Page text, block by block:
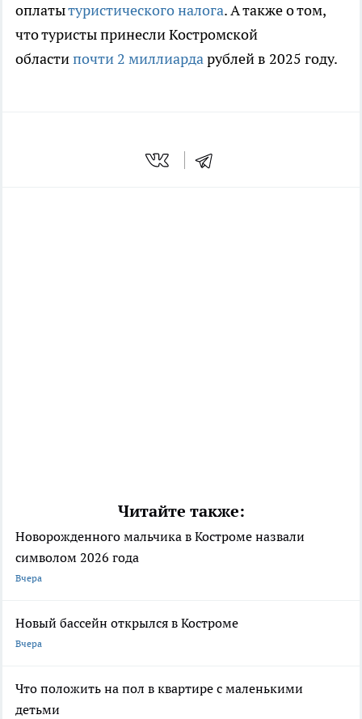
оплатытуристического налога. А также о том,
что туристы принесли Костромской
областипочти 2 миллиардарублей в 2025 году.
Читайте также:
Новорожденного мальчика в Костроме назвали
символом 2026 года
Вчера
Новый бассейн открылся в Костроме
Вчера
Что положить на пол в квартире с маленькими
детьми